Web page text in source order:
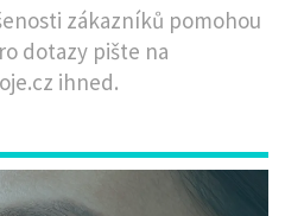
zákazníků pomohou
dotazy pište na
ihned.